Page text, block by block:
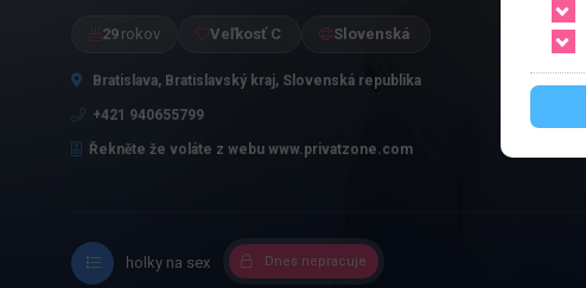
29 rokov Veľkosť C Slovenská
Bratislava, Bratislavský kraj, Slovenská republika
+421 940655799
Řekněte že voláte z webu www.privatzone.com
holky na sex Dnes nepracuje